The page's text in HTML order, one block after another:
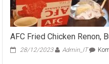
AFC Fried Chicken Renon,
28/12/2023 Admin_IT